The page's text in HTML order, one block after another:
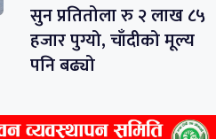
सुन प्रतितोला रु २ लाख ८५
हजार पुग्यो, चाँदीको मूल्य
पनि बढ्यो